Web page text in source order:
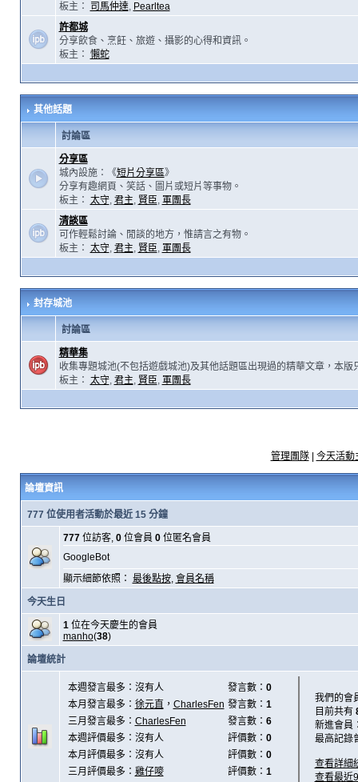
板主：
司馬仲達, Pearltea
許都城
分享飲食、烹飪、旅遊、攝影的心得和資訊。
板主： 懶蛇
其他話題
討論區
分享區
城內設施：《短片分享區》
分享有趣網頁、笑話、圖片或短片等事物。
板主： 太守, 君主, 賢臣, 軍團長
清談區
可作輕鬆討論、閒談的地方，惟請言之有物。
板主： 太守, 君主, 賢臣, 軍團長
封存城池
討論區
精華集
收集專題城池(不包括遊戲城池)及其他話題區出現過的精華文章，本版
板主： 太守, 君主, 賢臣, 軍團長
管理團隊| 今天活動
論壇資訊
777 位使用者活動於最近 15 分鐘
777位訪客, 0位會員 0位匿名會員
GoogleBot
顯示細節依照： 最後點按, 會員名稱
今天生日
1位在今天慶生的會員
manho(38)
論壇統計
本週發言最多：沒有人 發言數： 0
本月發言最多： 徐元直 ， CharlesFen 發言數： 1
三月發言最多： CharlesFen 發言數： 6
本週評價最多：沒有人
評價數： 0
本月評價最多：沒有人
評價數： 0
三月評價最多： 雞仔嘜 評價數： 1
我們的會
目前共有
新進會員
最高記錄
查看詳細
查看最近